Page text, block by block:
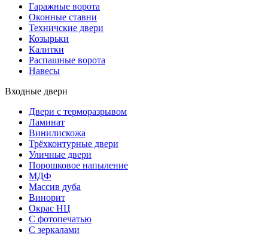
Гаражные ворота
Оконные ставни
Техничские двери
Козырьки
Калитки
Распашные ворота
Навесы
Входные двери
Двери с терморазрывом
Ламинат
Винилискожа
Трёхконтурные двери
Уличные двери
Порошковое напыление
МДФ
Массив дуба
Винорит
Окрас НЦ
С фотопечатью
С зеркалами